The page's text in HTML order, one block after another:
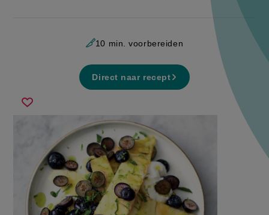
10 min. voorbereiden
Direct naar recept
Sla
ananascarpaccio
met